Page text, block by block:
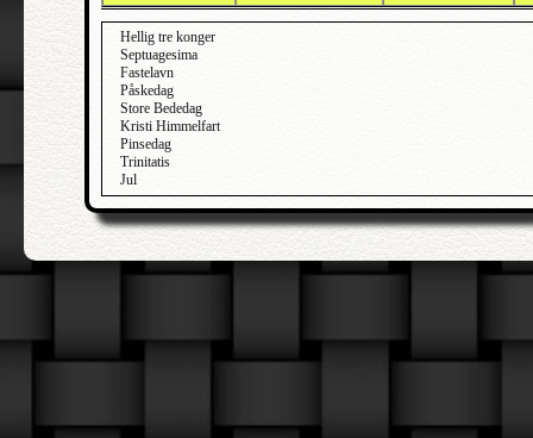
Hellig tre konger
Septuagesima
Fastelavn
Påskedag
Store Bededag
Kristi Himmelfart
Pinsedag
Trinitatis
Jul